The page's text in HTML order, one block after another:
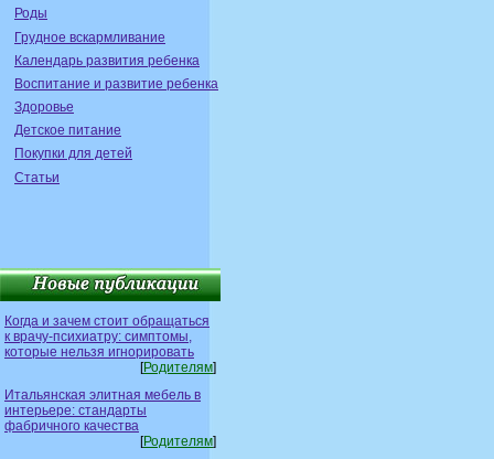
Роды
Грудное вскармливание
Календарь развития ребенка
Воспитание и развитие ребенка
Здоровье
Детское питание
Покупки для детей
Статьи
Когда и зачем стоит обращаться
к врачу-психиатру: симптомы,
которые нельзя игнорировать
[Родителям]
Итальянская элитная мебель в
интерьере: стандарты
фабричного качества
[Родителям]